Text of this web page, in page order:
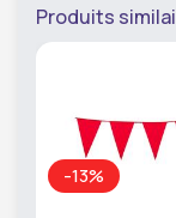
Produits
-13%